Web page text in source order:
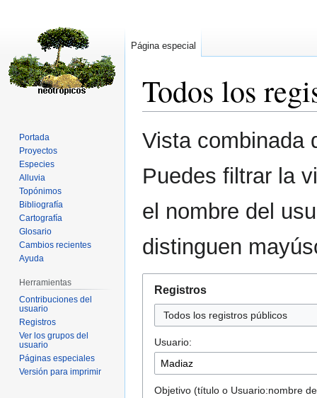
Todos los
Ir
a
navegación
Ir
a
búsqueda
Vista combinada
Puedes filtrar la
el nombre del
distinguen
Registros
Todos los registros públicos
Usuario:
Objetivo (título o Usuario:nombre
Página especial
Portada
Proyectos
Especies
Alluvia
Topónimos
Bibliografía
Cartografía
Glosario
Cambios recientes
Ayuda
Herramientas
Contribuciones del
usuario
Registros
Ver los grupos del
usuario
Páginas especiales
Versión para imprimir